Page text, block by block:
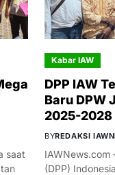
saat
Kabar IAW
DPP IAW
Baru DPW
2025-2028
BYREDAKSI
IAWNews.com
(DPP)